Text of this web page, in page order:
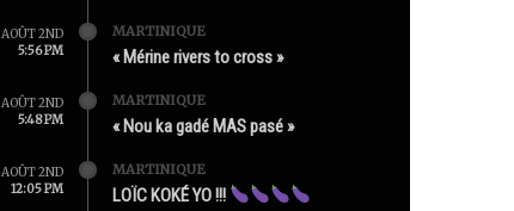
AOÛT 2ND
5:56 PM
MARTINIQUE
« Mérine rivers to cross »
AOÛT 2ND
5:48 PM
MARTINIQUE
« Nou ka gadé MAS pasé »
AOÛT 2ND
12:05 PM
MARTINIQUE
LOÏC KOKÉ YO !!!